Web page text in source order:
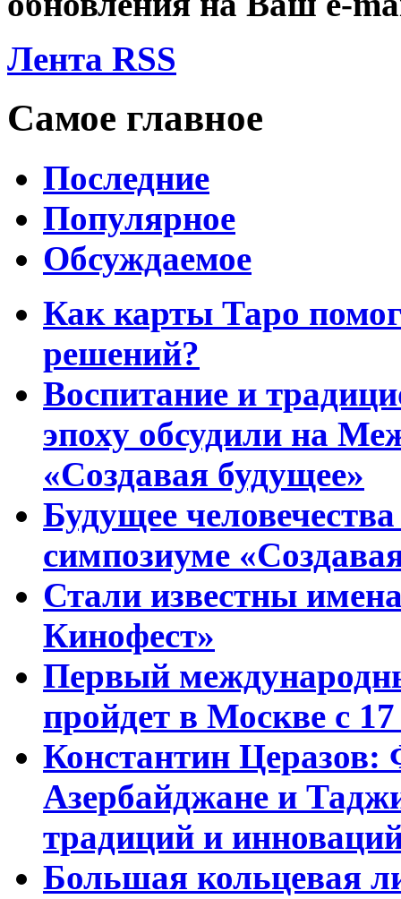
Лента RSS
Самое главное
Последние
Популярное
Обсуждаемое
Как карты Таро
решений?
Воспитание и
эпоху обсудили на
«Создавая будущее»
Будущее
симпозиуме
Стали известны
Кинофест»
Первый
пройдет в Москве с
Константин Церазов:
Азербайджане и
традиций и
Большая кольцевая